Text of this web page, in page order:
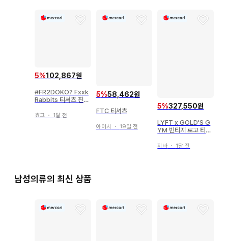
5%102,867원
#FR2DOKO? Fxxk
Rabbits 티셔츠 진한
효고 ・ 1달 전
5%58,462원
FTC 티셔츠
아이치 ・ 19일 전
5%327,550원
LYFT x GOLD'S G
YM 빈티지 로고 티셔
지바 ・ 1달 전
남성의류의 최신 상품